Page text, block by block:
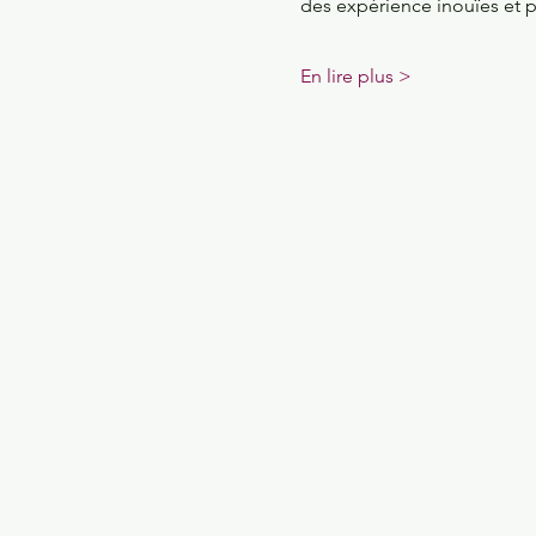
des expérience inouïes et
En lire plus >